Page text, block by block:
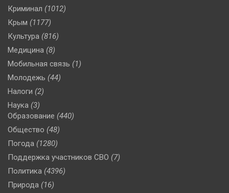
Криминал (1012)
Крым (1177)
Культура (816)
Медицина (8)
Мобильная связь (1)
Молодежь (44)
Налоги (2)
Наука (3)
Образование (440)
Общество (48)
Погода (1280)
Поддержка участников СВО (7)
Политика (4396)
Природа (16)